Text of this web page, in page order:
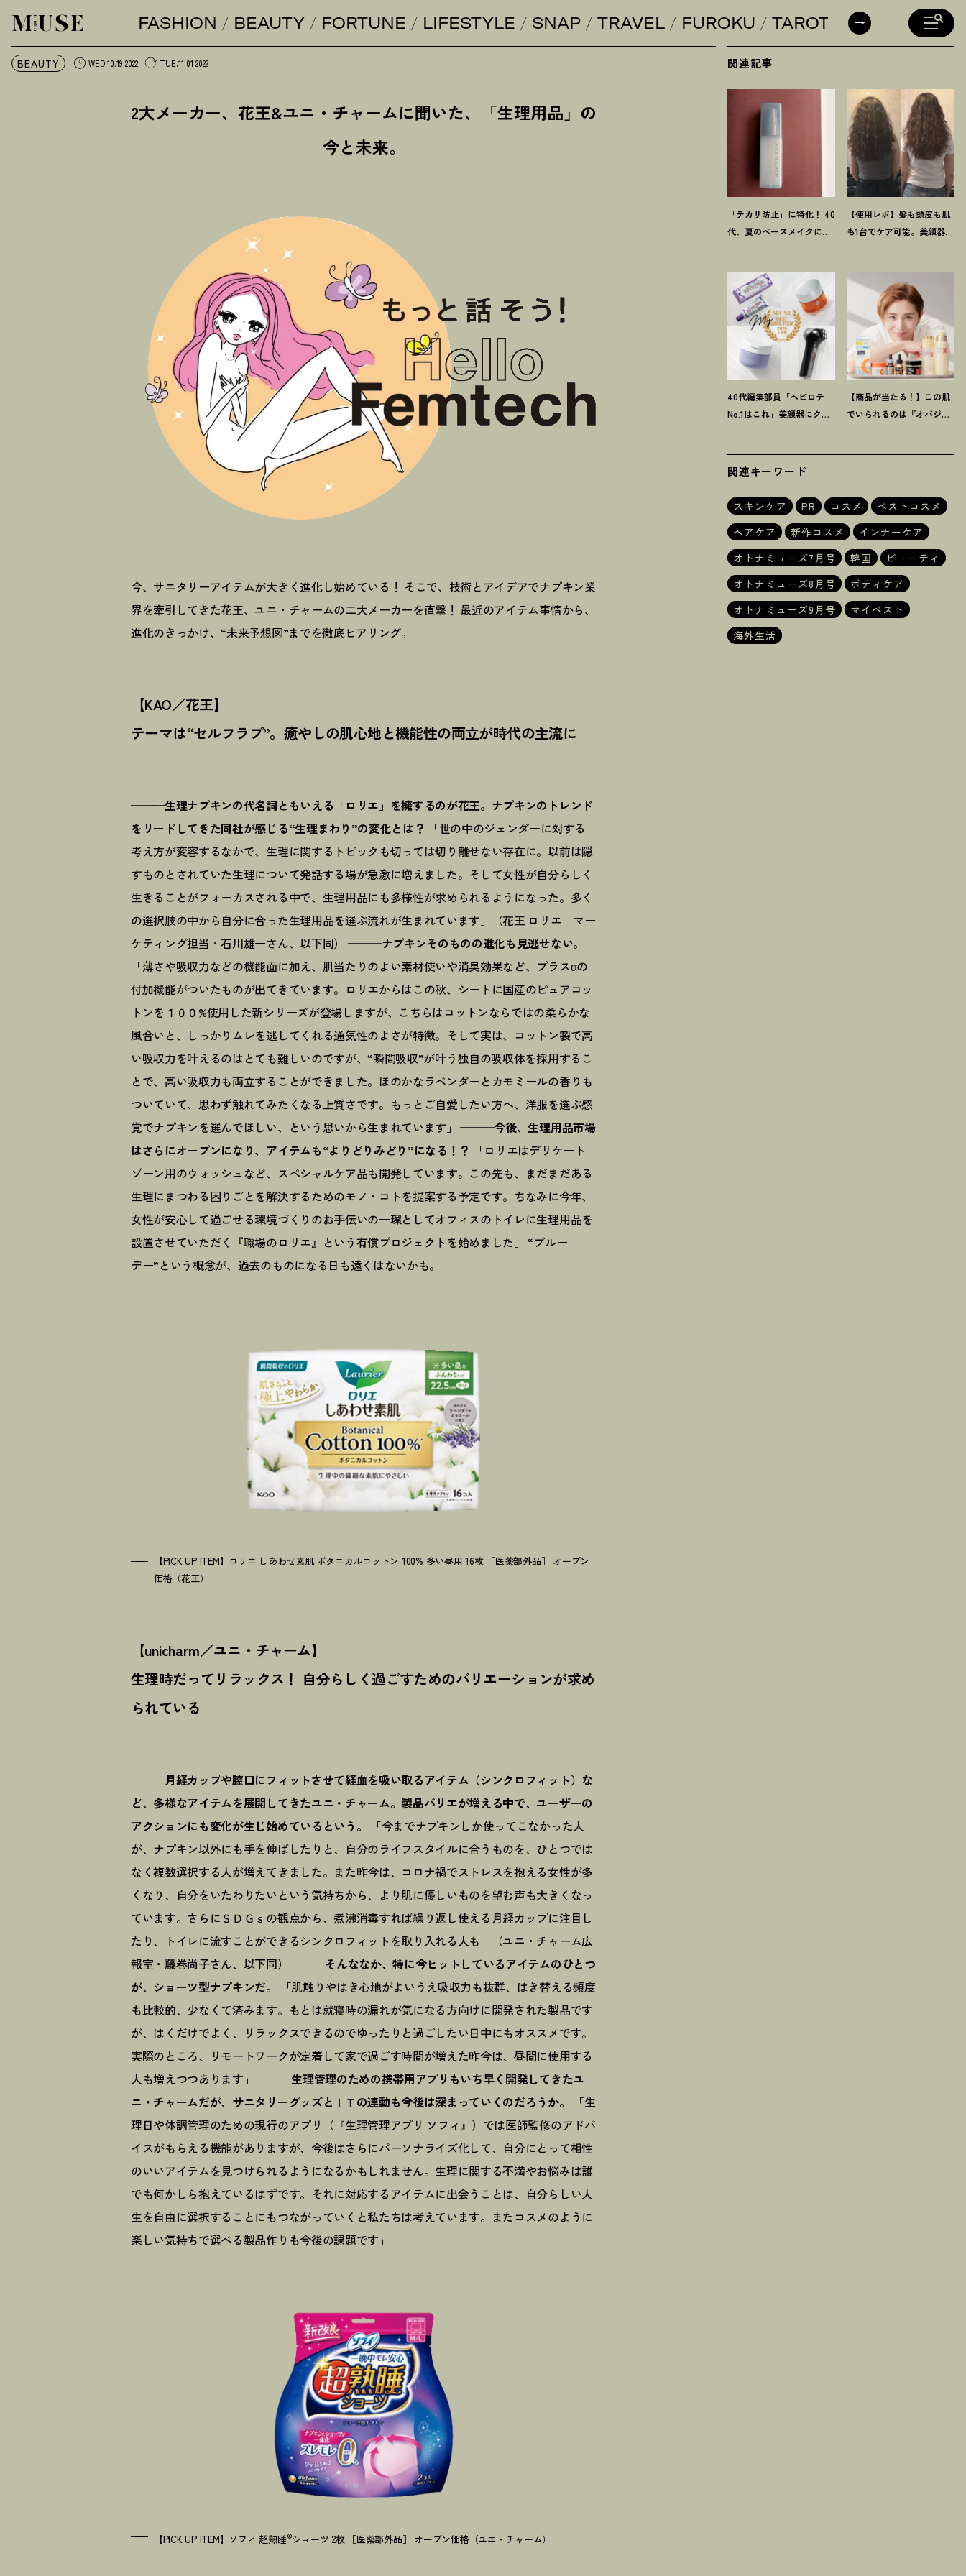
オトナミューズ ウェブFASHION BEAUTY FORTUNE LIFESTYLE SNAP TRAVEL FUROKU TAROT DAILY
BEAUTY WED.10.19 2022 TUE.11.01 2022
2大メーカー、花王&ユニ・チャームに聞いた、「生理用品」の
今と未来。
今、サニタリーアイテムが大きく進化し始めている ！ そこで、技術とアイデアでナプキン業
界を牽引してきた花王、ユニ・チャームの二大メーカーを直撃 ！ 最近のアイテム事情から、
進化のきっかけ、“未来予想図”までを徹底ヒアリング。
【KAO／花王】
テーマは“セルフラブ”。癒やしの肌心地と機能性の両立が時代の主流に
───生理ナプキンの代名詞ともいえる「ロリエ」を擁するのが花王。ナプキンのトレンド
をリードしてきた同社が感じる“生理まわり”の変化とは？ 「世の中のジェンダーに対する
考え方が変容するなかで、生理に関するトピックも切っては切り離せない存在に。以前は隠
すものとされていた生理について発話する場が急激に増えました。そして女性が自分らしく
生きることがフォーカスされる中で、生理用品にも多様性が求められるようになった。多く
の選択肢の中から自分に合った生理用品を選ぶ流れが生まれています」（花王 ロリエ マー
ケティング担当・石川雄一さん、以下同） ───ナプキンそのものの進化も見逃せない。
「薄さや吸収力などの機能面に加え、肌当たりのよい素材使いや消臭効果など、プラスαの
付加機能がついたものが出てきています。ロリエからはこの秋、シートに国産のピュアコッ
トンを１００%使用した新シリーズが登場しますが、こちらはコットンならではの柔らかな
風合いと、しっかりムレを逃してくれる通気性のよさが特徴。そして実は、コットン製で高
い吸収力を叶えるのはとても難しいのですが、“瞬間吸収”が叶う独自の吸収体を採用するこ
とで、高い吸収力も両立することができました。ほのかなラベンダーとカモミールの香りも
ついていて、思わず触れてみたくなる上質さです。もっとご自愛したい方へ、洋服を選ぶ感
覚でナプキンを選んでほしい、という思いから生まれています」───今後、生理用品市場
はさらにオープンになり、アイテムも“よりどりみどり”になる！？
「ロリエはデリケート
ゾーン用のウォッシュなど、スペシャルケア品も開発しています。この先も、まだまだある
生理にまつわる困りごとを解決するためのモノ・コトを提案する予定です。ちなみに今年、
女性が安心して過ごせる環境づくりのお手伝いの一環としてオフィスのトイレに生理用品を
設置させていただく『職場のロリエ』という有償プロジェクトを始めました」 “ブルー
デー”という概念が、過去のものになる日も遠くはないかも。
【PICK UP ITEM】ロリエ しあわせ素肌 ボタニカルコットン 100% 多い昼用 16枚 ［医薬部外品］ オープン
価格（花王）
【unicharm／ユニ・チャーム】
生理時だってリラックス ！ 自分らしく過ごすためのバリエーションが求め
られている
───月経カップや膣口にフィットさせて経血を吸い取るアイテム（シンクロフィット）な
ど、多様なアイテムを展開してきたユニ・チャーム。製品バリエが増える中で、ユーザーの
アクションにも変化が生じ始めているという。
「今までナプキンしか使ってこなかった人
が、ナプキン以外にも手を伸ばしたりと、自分のライフスタイルに合うものを、ひとつでは
なく複数選択する人が増えてきました。また昨今は、コロナ禍でストレスを抱える女性が多
くなり、自分をいたわりたいという気持ちから、より肌に優しいものを望む声も大きくなっ
ています。さらにＳＤＧｓの観点から、煮沸消毒すれば繰り返し使える月経カップに注目し
たり、トイレに流すことができるシンクロフィットを取り入れる人も」（ユニ・チャーム広
報室・藤巻尚子さん、以下同）───そんななか、特に今ヒットしているアイテムのひとつ
が、ショーツ型ナプキンだ。
「肌触りやはき心地がよいうえ吸収力も抜群、はき替える頻度
も比較的、少なくて済みます。もとは就寝時の漏れが気になる方向けに開発された製品です
が、はくだけでよく、リラックスできるのでゆったりと過ごしたい日中にもオススメです。
実際のところ、リモートワークが定着して家で過ごす時間が増えた昨今は、昼間に使用する
人も増えつつあります」───生理管理のための携帯用アプリもいち早く開発してきたユ
ニ・チャームだが、サニタリーグッズとＩＴの連動も今後は深まっていくのだろうか。
「生
理日や体調管理のための現行のアプリ（『生理管理アプリ ソフィ』）では医師監修のアドバ
イスがもらえる機能がありますが、今後はさらにパーソナライズ化して、自分にとって相性
のいいアイテムを見つけられるようになるかもしれません。生理に関する不満やお悩みは誰
でも何かしら抱えているはずです。それに対応するアイテムに出会うことは、自分らしい人
生を自由に選択することにもつながっていくと私たちは考えています。またコスメのように
楽しい気持ちで選べる製品作りも今後の課題です」
【PICK UP ITEM】ソフィ 超熟睡®ショーツ 2枚 ［医薬部外品］ オープン価格（ユニ・チャーム）
関連記事
「テカリ防止」に特化 ！ 40
代、夏のベースメイクに
【使用レポ】髪も頭皮も肌
も1台でケア可能。美顔器発
り優秀
40代編集部員「ヘビロテ
No.1はこれ」美顔器にク
【商品が当たる ！ 】この肌
でいられるのは『オバジ』
関連キーワード
スキンケア PR コスメ
ベストコスメ
ヘアケア
新作コスメ
インナーケア
オトナミューズ7月号
韓国
ビューティ
オトナミューズ8月号
ボディケア
オトナミューズ9月号
マイベスト
海外生活